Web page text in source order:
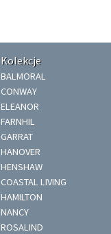
Kolekcje
BALMORAL
CONWAY
ELEANOR
FARNHIL
GARRAT
HANOVER
HENSHAW
COASTAL LIVING
HAMILTON
NANCY
ROSALIND